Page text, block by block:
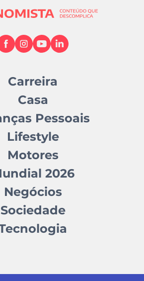
Carreira
Casa
Pessoais
Lifestyle
Motores
2026
Negócios
Sociedade